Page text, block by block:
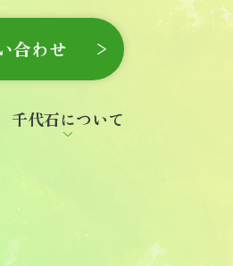
合わせ
千代石について